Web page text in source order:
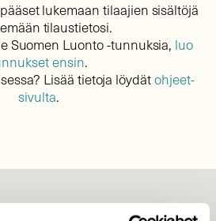
lukemaan tilaajien sisältöjä
tilaustietosi.
Suomen Luonto -tunnuksia, luo
ensin.
Lisää tietoja löydätohjeet-
sivulta.